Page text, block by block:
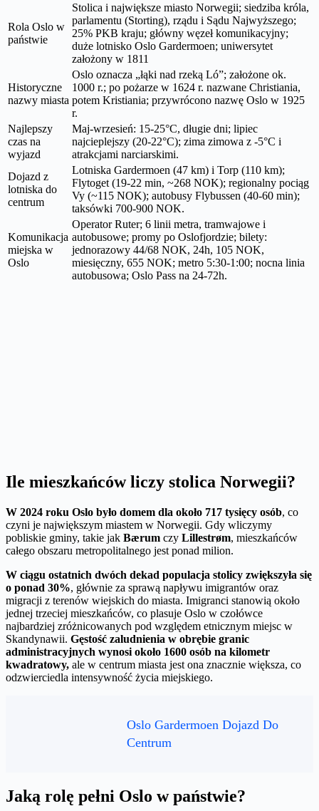
Rola Oslo w
państwie
Stolica i największe miasto Norwegii; siedziba króla,
parlamentu (Storting), rządu i Sądu Najwyższego;
25% PKB kraju; główny węzeł komunikacyjny;
duże lotnisko Oslo Gardermoen; uniwersytet
założony w 1811
Historyczne
nazwy miasta
Oslo oznacza „łąki nad rzeką Ló”; założone ok.
1000 r.; po pożarze w 1624 r. nazwane Christiania,
potem Kristiania; przywrócono nazwę Oslo w 1925
r.
Najlepszy
czas na
wyjazd
Maj-wrzesień: 15-25°C, długie dni; lipiec
najcieplejszy (20-22°C); zima zimowa z -5°C i
atrakcjami narciarskimi.
Dojazd z
lotniska do
centrum
Lotniska Gardermoen (47 km) i Torp (110 km);
Flytoget (19-22 min, ~268 NOK); regionalny pociąg
Vy (~115 NOK); autobusy Flybussen (40-60 min);
taksówki 700-900 NOK.
Komunikacja
miejska w
Oslo
Operator Ruter; 6 linii metra, tramwajowe i
autobusowe; promy po Oslofjordzie; bilety:
jednorazowy 44/68 NOK, 24h, 105 NOK,
miesięczny, 655 NOK; metro 5:30-1:00; nocna linia
autobusowa; Oslo Pass na 24-72h.
Ile mieszkańców liczy stolica Norwegii?
W 2024 roku Oslo było domem dla około 717 tysięcy osób, co
czyni je największym miastem w Norwegii. Gdy wliczymy
pobliskie gminy, takie jak Bærum czy Lillestrøm, mieszkańców
całego obszaru metropolitalnego jest ponad milion.
W ciągu ostatnich dwóch dekad populacja stolicy zwiększyła się
o ponad 30%, głównie za sprawą napływu imigrantów oraz
migracji z terenów wiejskich do miasta. Imigranci stanowią około
jednej trzeciej mieszkańców, co plasuje Oslo w czołówce
najbardziej zróżnicowanych pod względem etnicznym miejsc w
Skandynawii. Gęstość zaludnienia w obrębie granic
administracyjnych wynosi około 1600 osób na kilometr
kwadratowy, ale w centrum miasta jest ona znacznie większa, co
odzwierciedla intensywność życia miejskiego.
Oslo Gardermoen Dojazd Do
Centrum
Jaką rolę pełni Oslo w państwie?